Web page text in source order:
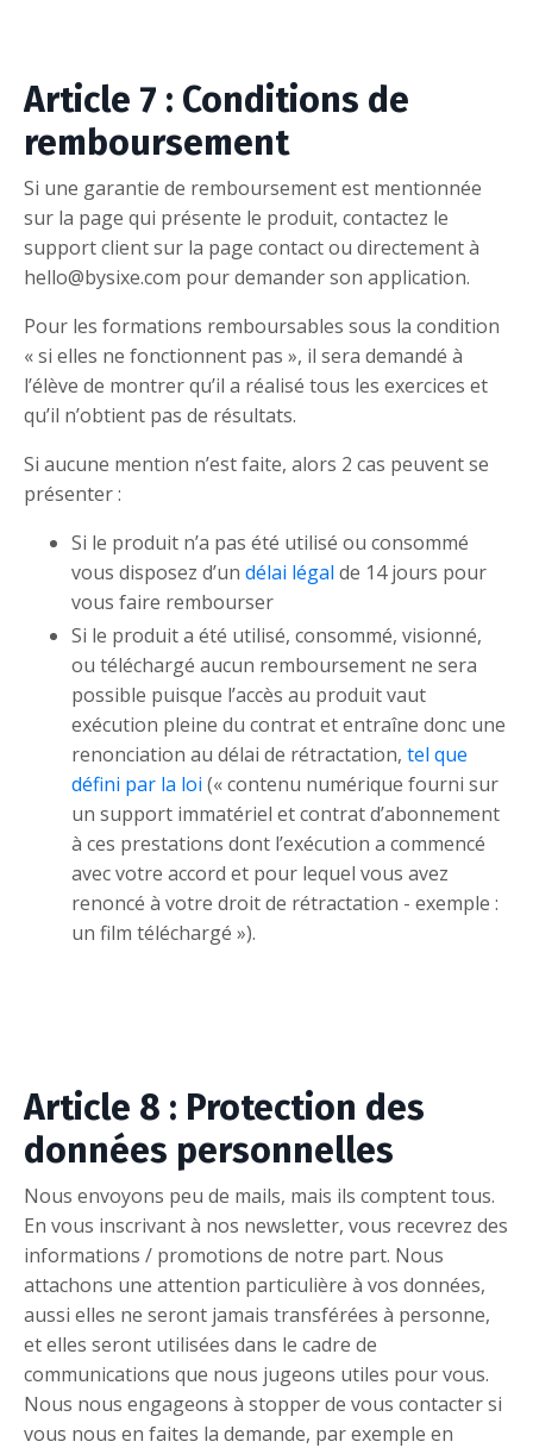
Article 7 : Conditions de
remboursement
Si une garantie de remboursement est mentionnée
sur la page qui présente le produit, contactez le
support client sur la page contact ou directement à
hello@bysixe.com pour demander son application.
Pour les formations remboursables sous la condition
« si elles ne fonctionnent pas », il sera demandé à
l’élève de montrer qu’il a réalisé tous les exercices et
qu’il n’obtient pas de résultats.
Si aucune mention n’est faite, alors 2 cas peuvent se
présenter :
Si le produit n’a pas été utilisé ou consommé
vous disposez d’un délai légal de 14 jours pour
vous faire rembourser
Si le produit a été utilisé, consommé, visionné,
ou téléchargé aucun remboursement ne sera
possible puisque l’accès au produit vaut
exécution pleine du contrat et entraîne donc une
renonciation au délai de rétractation, tel que
défini par la loi (« contenu numérique fourni sur
un support immatériel et contrat d’abonnement
à ces prestations dont l’exécution a commencé
avec votre accord et pour lequel vous avez
renoncé à votre droit de rétractation - exemple :
un film téléchargé »).
Article 8 : Protection des
données personnelles
Nous envoyons peu de mails, mais ils comptent tous.
En vous inscrivant à nos newsletter, vous recevrez des
informations / promotions de notre part. Nous
attachons une attention particulière à vos données,
aussi elles ne seront jamais transférées à personne,
et elles seront utilisées dans le cadre de
communications que nous jugeons utiles pour vous.
Nous nous engageons à stopper de vous contacter si
vous nous en faites la demande, par exemple en